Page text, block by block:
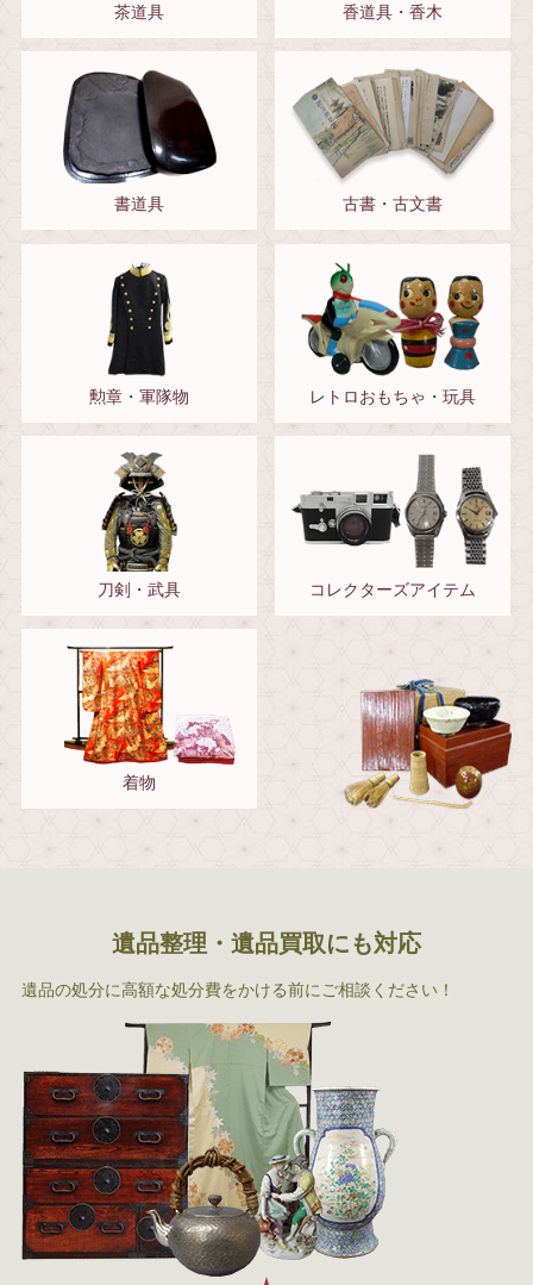
茶道具 香道具・香木
書道具 古書・古文書
勲章・軍隊物 レトロおもちゃ・玩具
刀剣・武具 コレクターズアイテム
着物
遺品整理・遺品買取にも対応
遺品の処分に高額な処分費をかける前にご相談ください！